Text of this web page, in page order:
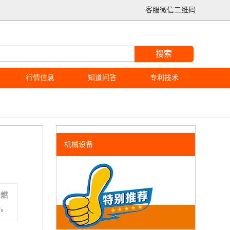
客服微信二维码
搜索
行情信息 知道问答 专利技术
机械设备